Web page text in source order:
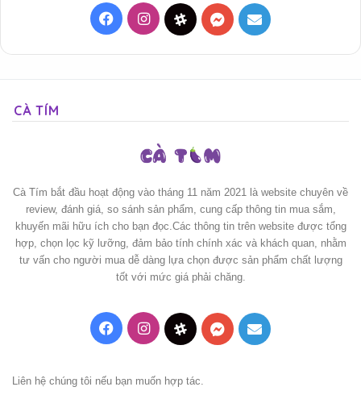
FacebookInstagramThreadsMessenger
Mail
CÀ TÍM
Cà Tím bắt đầu hoạt động vào tháng 11 năm 2021 là website chuyên về
review, đánh giá, so sánh sản phẩm, cung cấp thông tin mua sắm,
khuyến mãi hữu ích cho bạn đọc.Các thông tin trên website được tổng
hợp, chọn lọc kỹ lưỡng, đảm bảo tính chính xác và khách quan, nhằm
tư vấn cho người mua dễ dàng lựa chọn được sản phẩm chất lượng
tốt với mức giá phải chăng.
FacebookInstagramThreadsMessenger
Mail
Liên hệ chúng tôi nếu bạn muốn hợp tác.